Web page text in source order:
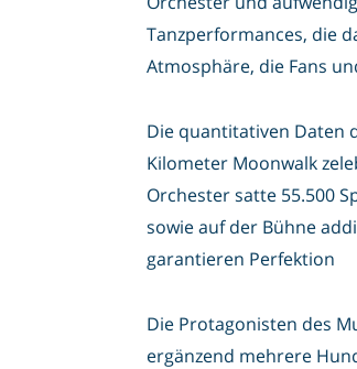
Tanzperformances, die
Atmosphäre, die Fans
Die quantitativen Daten
Kilometer Moonwalk
Orchester satte 55.500
sowie auf der Bühne
garantieren Perfektion
Die Protagonisten des
ergänzend mehrere